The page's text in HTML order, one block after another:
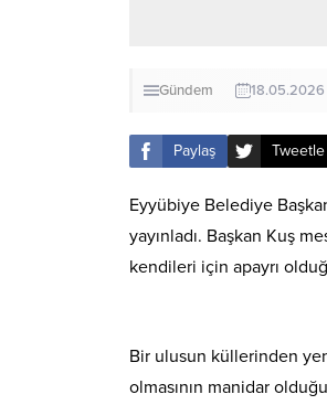
Gündem 18.05.2026
Paylaş Tweetle
Eyyübiye Belediye
yayınladı. Başkan Kuş
kendileri için apayrı
Bir ulusun küllerinden
olmasının manidar